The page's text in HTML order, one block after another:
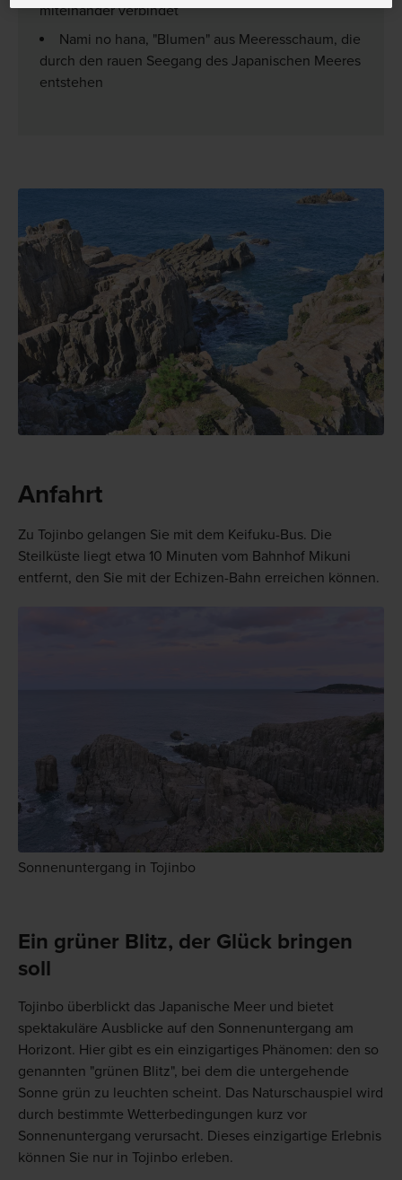
miteinander verbindet
Nami no hana, "Blumen" aus Meeresschaum, die
durch den rauen Seegang des Japanischen Meeres
entstehen
Anfahrt
Zu Tojinbo gelangen Sie mit dem Keifuku-Bus. Die
Steilküste liegt etwa 10 Minuten vom Bahnhof Mikuni
entfernt, den Sie mit der Echizen-Bahn erreichen können.
Sonnenuntergang in Tojinbo
Ein grüner Blitz, der Glück bringen
soll
Tojinbo überblickt das Japanische Meer und bietet
spektakuläre Ausblicke auf den Sonnenuntergang am
Horizont. Hier gibt es ein einzigartiges Phänomen: den so
genannten "grünen Blitz", bei dem die untergehende
Sonne grün zu leuchten scheint. Das Naturschauspiel wird
durch bestimmte Wetterbedingungen kurz vor
Sonnenuntergang verursacht. Dieses einzigartige Erlebnis
können Sie nur in Tojinbo erleben.